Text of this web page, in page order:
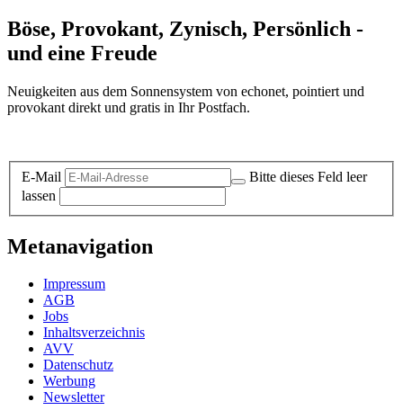
Böse, Provokant, Zynisch, Persönlich -
und eine Freude
Neuigkeiten aus dem Sonnensystem von echonet, pointiert und
provokant direkt und gratis in Ihr Postfach.
E-Mail
Bitte dieses Feld leer
lassen
Metanavigation
Impressum
AGB
Jobs
Inhaltsverzeichnis
AVV
Datenschutz
Werbung
Newsletter